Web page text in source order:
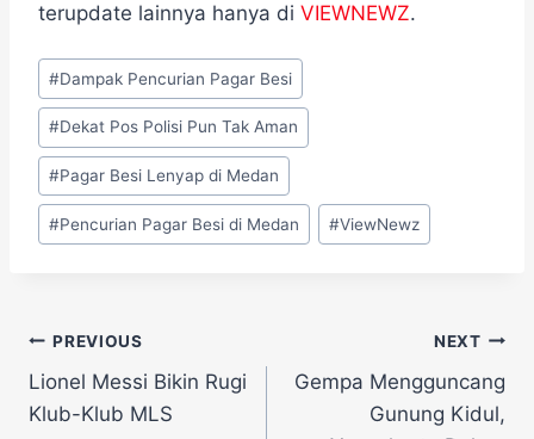
terupdate lainnya hanya di VIEWNEWZ.
Post
Tags:
#Dampak Pencurian Pagar Besi
#Dekat Pos Polisi Pun Tak Aman
#Pagar Besi Lenyap di Medan
#Pencurian Pagar Besi di Medan #ViewNewz
Navigasi
pos
PREVIOUS
Lionel Messi Bikin Rugi
Klub-Klub MLS
NEXT
Gempa Mengguncang
Gunung Kidul,